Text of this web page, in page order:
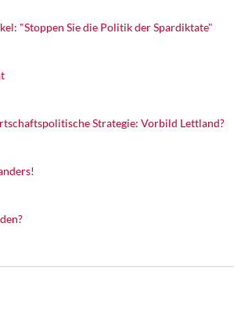
"Stoppen Sie die Politik der Spardiktate"
Strategie: Vorbild Lettland?